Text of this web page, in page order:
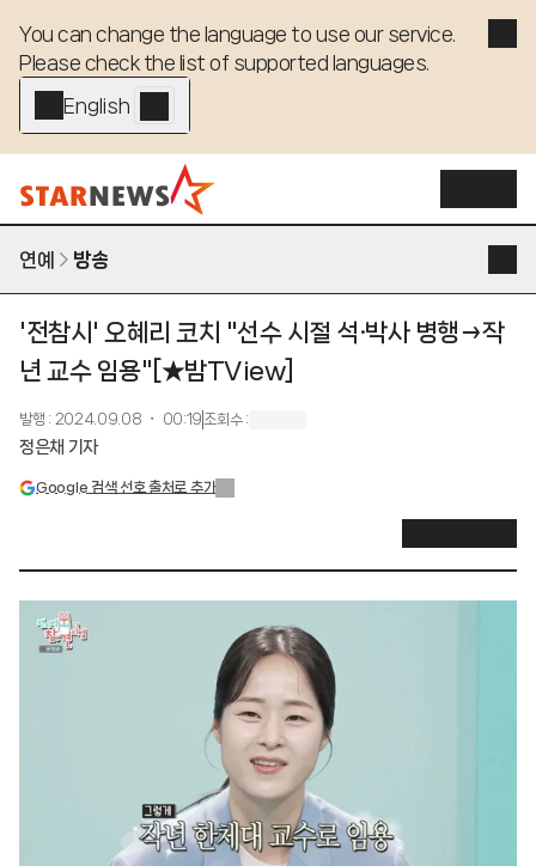
You can change the language to use our service.
Please check the list of supported languages.
English - EN
연예 방송
'전참시' 오혜리 코치 "선수 시절 석·박사 병행→작
년 교수 임용"[★밤TView]
발행 : 2024.09.08 ・ 00:19 조회수:
정은채 기자
Google 검색 선호 출처로 추가